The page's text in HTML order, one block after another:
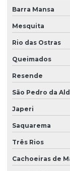
Instalação de nr
Inversor de
Laudo de ponte
Limitador de
Manutenção
Manutenção
Manutenção
Manutenção ponte
Barra Mansa
Mesquita
Rio das Ostras
Queimados
Resende
São Pedro da
Japeri
Saquarema
Três Rios
Cachoeiras de